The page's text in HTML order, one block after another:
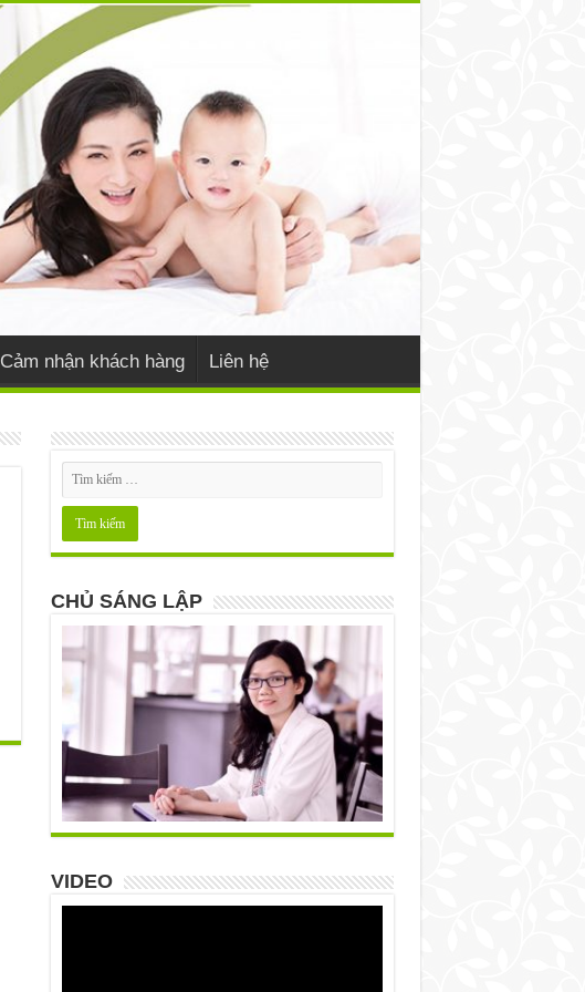
Cảm nhận khách hàng Liên hệ
CHỦ SÁNG LẬP
VIDEO